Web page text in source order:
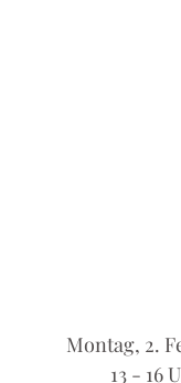
Montag, 2.
13 -